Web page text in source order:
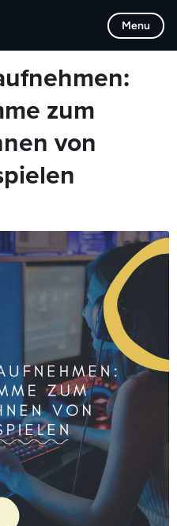
Menu
zum
von